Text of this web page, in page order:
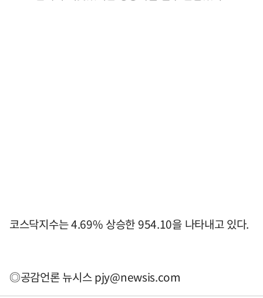
코스닥지수는 4.69% 상승한 954.10을 나타내고 있다.
◎공감언론 뉴시스pjy@newsis.com